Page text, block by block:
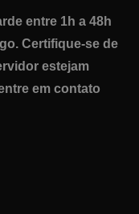
entre 1h a 48h
Certifique-se de
estejam
em contato